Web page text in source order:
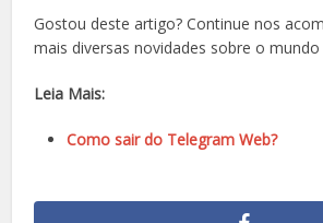
Gostou deste artigo? Continue nos
mais diversas novidades sobre o
Leia Mais:
Como sair do Telegram Web?